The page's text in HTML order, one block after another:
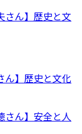
ん】歴史と文化